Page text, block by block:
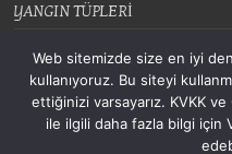
YANGIN TÜPLERİ
Tüm hakları saklıdır © 2026. All
Powered
Web sitemizde size en iyi
kullanıyoruz. Bu siteyi
ettiğinizi varsayarız. KVKK ve
ile ilgili daha fazla bilgi için